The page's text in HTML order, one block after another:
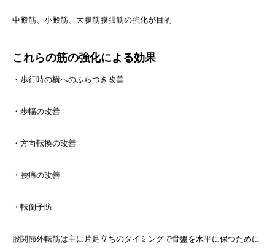
中殿筋、小殿筋、大腿筋膜張筋の強化が目的
これらの筋の強化による効果
・歩行時の横へのふらつき改善
・歩幅の改善
・方向転換の改善
・腰痛の改善
・転倒予防
股関節外転筋は主に片足立ちのタイミングで骨盤を水平に保つために